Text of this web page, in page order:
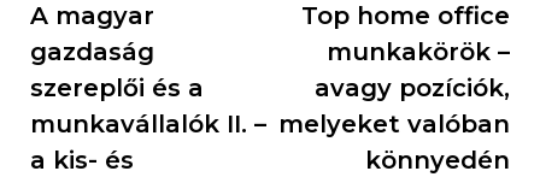
A magyar
gazdaság
szereplői és a
munkavállalók II. –
a kis- és
Top home office
munkakörök –
avagy pozíciók,
melyeket valóban
könnyedén